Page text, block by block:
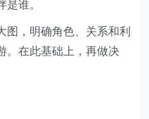
谁。
图，明确角色、关系和利
。在此基础上，再做决